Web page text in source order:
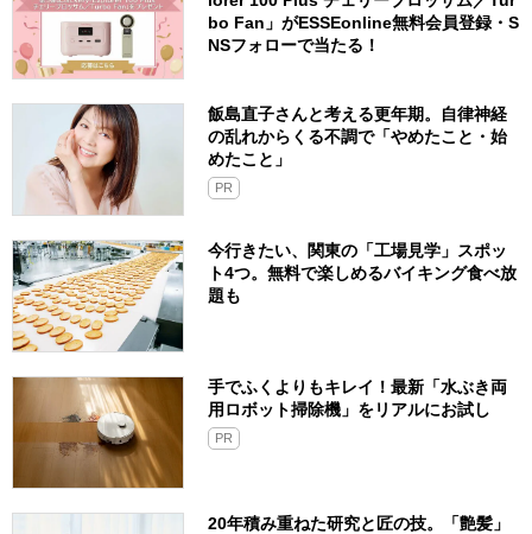
bo Fan」がESSEonline無料会員登録・S
NSフォローで当たる！
飯島直子さんと考える更年期。自律神経
の乱れからくる不調で「やめたこと・始
めたこと」
PR
今行きたい、関東の「工場見学」スポッ
ト4つ。無料で楽しめるバイキング食べ放
題も
手でふくよりもキレイ！最新「水ぶき両
用ロボット掃除機」をリアルにお試し
PR
20年積み重ねた研究と匠の技。「艶髪」